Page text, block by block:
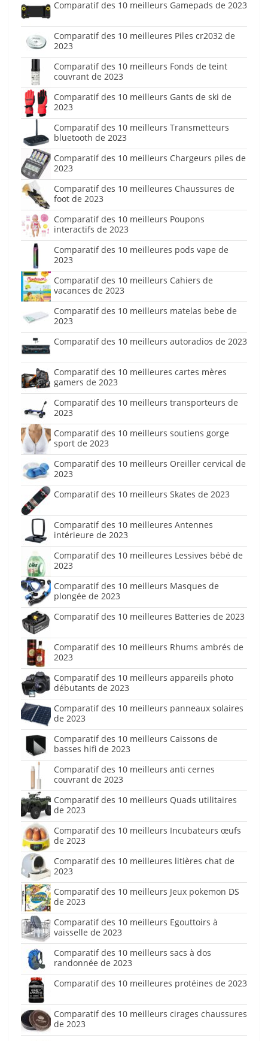
Comparatif des 10 meilleurs Gamepads de 2023
Comparatif des 10 meilleures Piles cr2032 de
2023
Comparatif des 10 meilleurs Fonds de teint
couvrant de 2023
Comparatif des 10 meilleurs Gants de ski de
2023
Comparatif des 10 meilleurs Transmetteurs
bluetooth de 2023
Comparatif des 10 meilleurs Chargeurs piles de
2023
Comparatif des 10 meilleures Chaussures de
foot de 2023
Comparatif des 10 meilleurs Poupons
interactifs de 2023
Comparatif des 10 meilleures pods vape de
2023
Comparatif des 10 meilleurs Cahiers de
vacances de 2023
Comparatif des 10 meilleurs matelas bebe de
2023
Comparatif des 10 meilleurs autoradios de 2023
Comparatif des 10 meilleures cartes mères
gamers de 2023
Comparatif des 10 meilleurs transporteurs de
2023
Comparatif des 10 meilleurs soutiens gorge
sport de 2023
Comparatif des 10 meilleurs Oreiller cervical de
2023
Comparatif des 10 meilleurs Skates de 2023
Comparatif des 10 meilleures Antennes
intérieure de 2023
Comparatif des 10 meilleures Lessives bébé de
2023
Comparatif des 10 meilleurs Masques de
plongée de 2023
Comparatif des 10 meilleures Batteries de 2023
Comparatif des 10 meilleurs Rhums ambrés de
2023
Comparatif des 10 meilleurs appareils photo
débutants de 2023
Comparatif des 10 meilleurs panneaux solaires
de 2023
Comparatif des 10 meilleurs Caissons de
basses hifi de 2023
Comparatif des 10 meilleurs anti cernes
couvrant de 2023
Comparatif des 10 meilleurs Quads utilitaires
de 2023
Comparatif des 10 meilleurs Incubateurs œufs
de 2023
Comparatif des 10 meilleures litières chat de
2023
Comparatif des 10 meilleurs Jeux pokemon DS
de 2023
Comparatif des 10 meilleurs Egouttoirs à
vaisselle de 2023
Comparatif des 10 meilleurs sacs à dos
randonnée de 2023
Comparatif des 10 meilleures protéines de 2023
Comparatif des 10 meilleurs cirages chaussures
de 2023